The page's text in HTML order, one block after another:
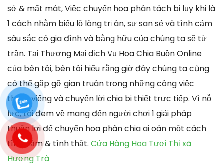
sở & mất mát, Việc chuyển hoa phân tách bi lụy khi là
1 cách nhằm biểu lộ lòng tri ân, sự san sẻ và tình cảm
sâu sắc có gia đình và bằng hữu của chúng ta sẽ từ
trần. Tại Thương Mại dịch Vụ Hoa Chia Buồn Online
của bên tôi, bên tôi hiểu rằng giờ đây chúng ta cũng
có thể gặp gỡ gian truân trong những công việc
thăm viếng và chuyển lời chia bi thiết trực tiếp. Vì nỗ
lực, tôi đem về mang đến người chơi 1 giải pháp
thuận lợi để chuyển hoa phân chia ai oán một cách
tình cảm & tình thật. Cửa Hàng Hoa Tươi Thị xã
Hương Trà